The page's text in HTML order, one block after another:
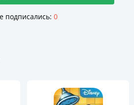
подписались: 0